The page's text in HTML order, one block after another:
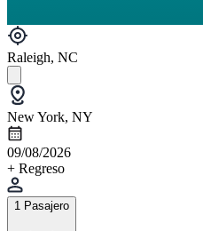
Raleigh, NC
New York, NY
09/08/2026
+ Regreso
1 Pasajero